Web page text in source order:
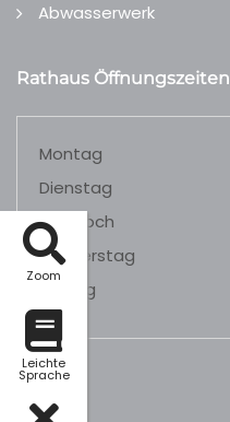
Zoom
Leichte
Sprache
Abwasserwerk
Rathaus Öffnungszeiten
Montag
Dienstag
Mittwoch
Donnerstag
Freitag